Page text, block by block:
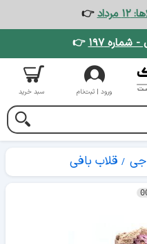
👉
شماره ۱۹۷ 👉
ورود | ثبت‌نام سبد خرید
قلاب بافی